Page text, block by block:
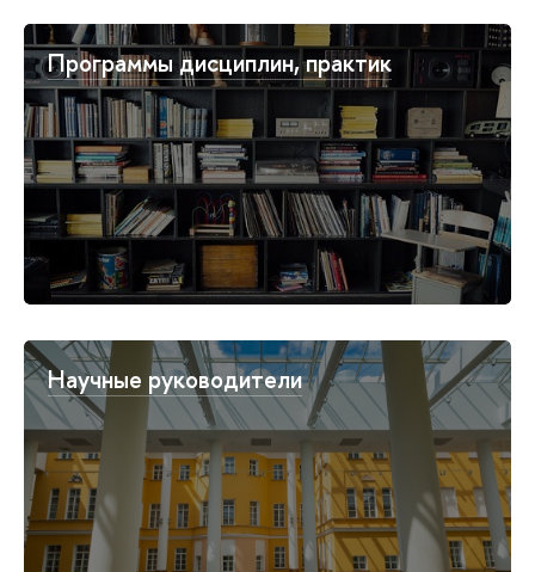
Программы дисциплин, практик
Научные руководители